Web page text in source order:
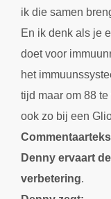
ik die samen
En ik denk als je
doet voor
het
tijd maar om 88
ook zo bij een
Denny ervaart
verbetering.